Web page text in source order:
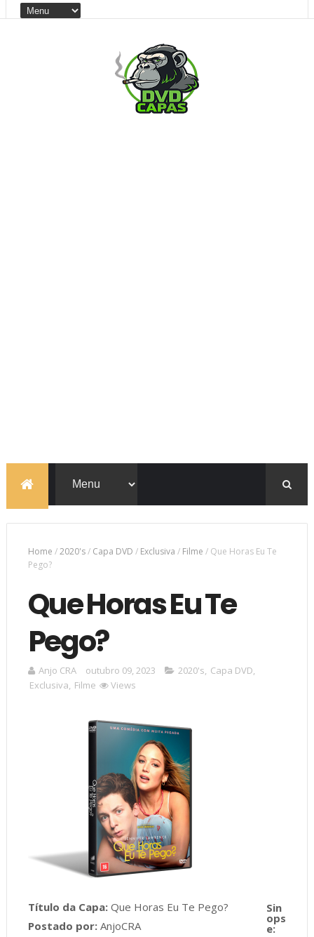
Home /2020's/ Capa DVD / Exclusiva / Filme / Que Horas Eu Te
Pego?
Que Horas Eu Te
Pego?
Anjo CRA outubro 09, 2023 2020's, Capa DVD,
Exclusiva, Filme Views
Título da Capa:Que Horas Eu Te Pego?
Postado por:AnjoCRA